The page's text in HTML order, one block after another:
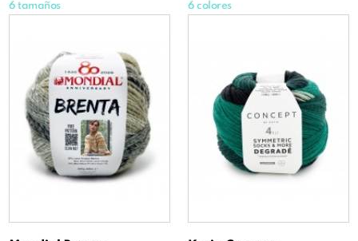
6 tamaños 6 colores